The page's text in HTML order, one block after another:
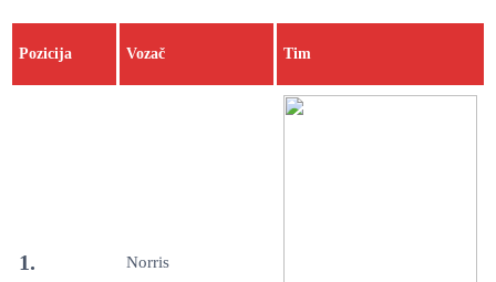
Pozicija Vozač Tim
1. Norris